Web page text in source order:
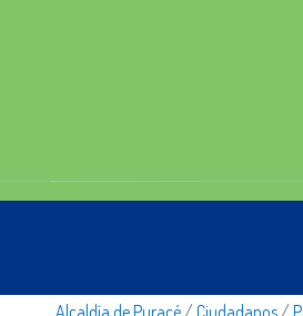
Alcaldía de Puracé/ Ciudadanos/